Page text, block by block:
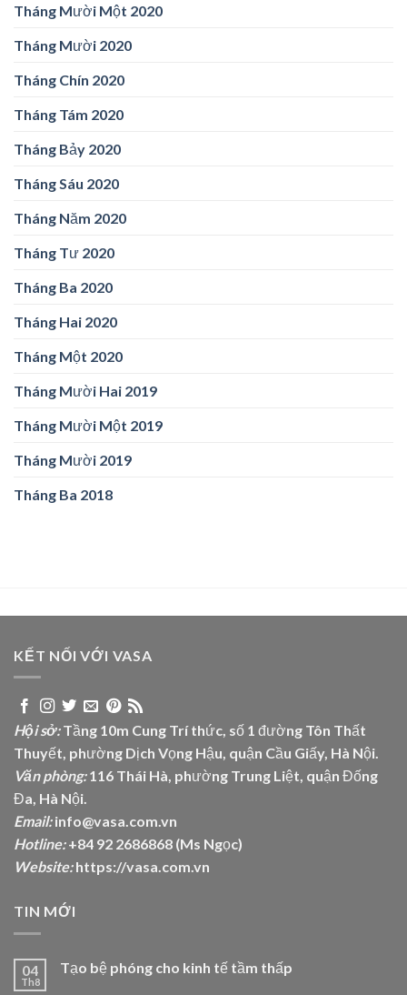
Tháng Mười Một 2020
Tháng Mười 2020
Tháng Chín 2020
Tháng Tám 2020
Tháng Bảy 2020
Tháng Sáu 2020
Tháng Năm 2020
Tháng Tư 2020
Tháng Ba 2020
Tháng Hai 2020
Tháng Một 2020
Tháng Mười Hai 2019
Tháng Mười Một 2019
Tháng Mười 2019
Tháng Ba 2018
KẾT NỐI VỚI VASA
Hội sở:Tầng 10m Cung Trí thức, số 1 đường Tôn Thất
Thuyết, phường Dịch Vọng Hậu, quận Cầu Giấy, Hà Nội.
Văn phòng:116 Thái Hà, phường Trung Liệt, quận Đống
Đa, Hà Nội.
Email:info@vasa.com.vn
Hotline:+84 92 2686868 (Ms Ngọc)
Website: https://vasa.com.vn
TIN MỚI
04
Th8
Tạo bệ phóng cho kinh tế tầm thấp